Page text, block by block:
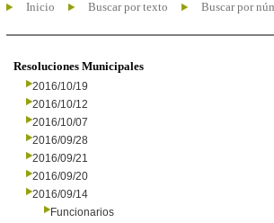
Inicio Buscar por texto Buscar por
Resoluciones Municipales
2016/10/19
2016/10/12
2016/10/07
2016/09/28
2016/09/21
2016/09/20
2016/09/14
Funcionarios